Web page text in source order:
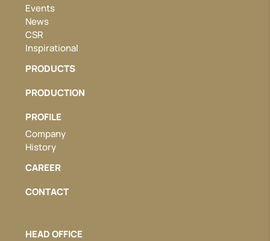
Events
News
CSR
Inspirational
PRODUCTS
PRODUCTION
PROFILE
Company
History
CAREER
CONTACT
HEAD OFFICE